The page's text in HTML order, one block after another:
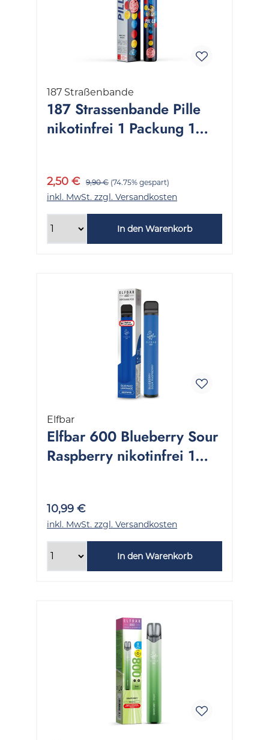
187 Straßenbande
187 Strassenbande Pille
nikotinfrei 1 Packung 1
2,50 € 9,90 € (74.75% gespart)
inkl. MwSt. zzgl. Versandkosten
In den Warenkorb
Elfbar
Elfbar 600 Blueberry Sour
Raspberry nikotinfrei 1
10,99 €
inkl. MwSt. zzgl. Versandkosten
In den Warenkorb